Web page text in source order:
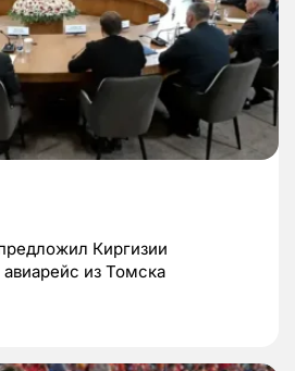
Киргизии
из Томска